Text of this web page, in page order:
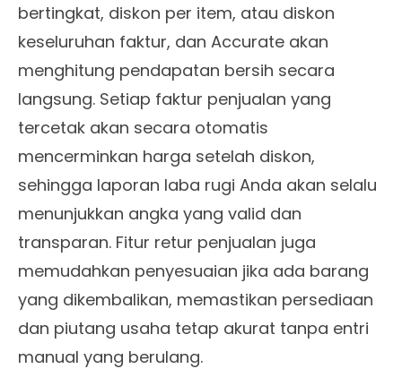
bertingkat, diskon per item, atau diskon
keseluruhan faktur, dan Accurate akan
menghitung pendapatan bersih secara
langsung. Setiap faktur penjualan yang
tercetak akan secara otomatis
mencerminkan harga setelah diskon,
sehingga laporan laba rugi Anda akan selalu
menunjukkan angka yang valid dan
transparan. Fitur retur penjualan juga
memudahkan penyesuaian jika ada barang
yang dikembalikan, memastikan persediaan
dan piutang usaha tetap akurat tanpa entri
manual yang berulang.